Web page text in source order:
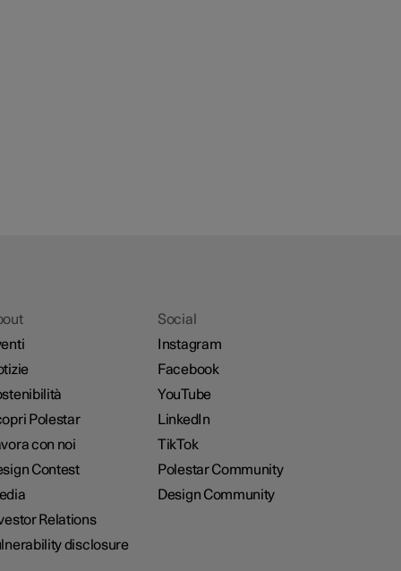
Polestar
con noi
Contest
Relations
disclosure
Social
Instagram
Facebook
YouTube
LinkedIn
TikTok
Polestar Community
Design Community